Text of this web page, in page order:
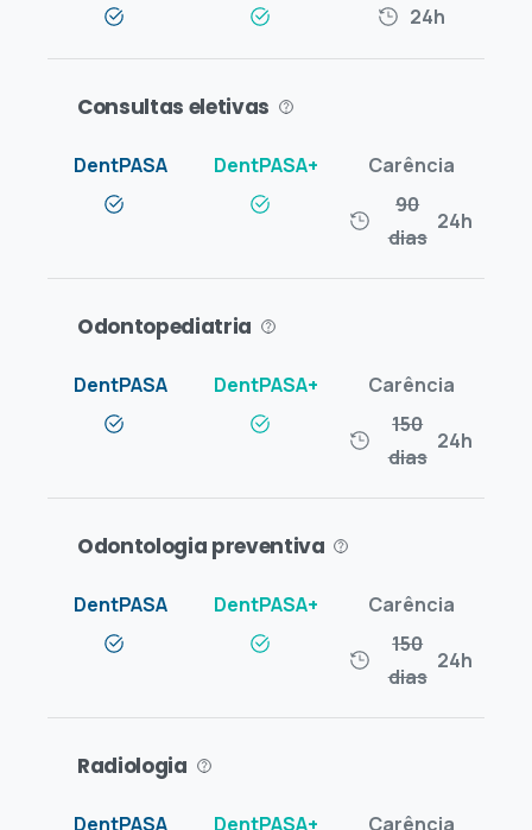
24h
Consultas eletivas
90
dias
24h
Odontopediatria
150
dias
24h
Odontologia preventiva
150
dias
24h
Radiologia